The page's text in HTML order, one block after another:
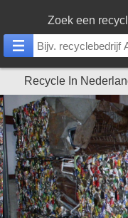
Zoek een
Recycle In